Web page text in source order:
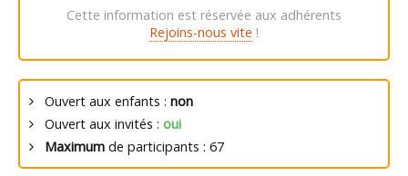
Cette information est réservée aux adhérents
Rejoins-nous vite !
Ouvert aux enfants : non
Ouvert aux invités : oui
Maximum de participants : 67